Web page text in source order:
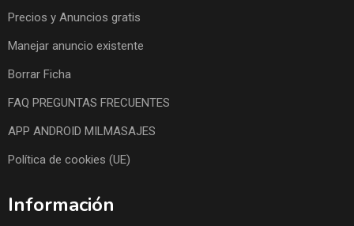
Precios y Anuncios gratis
Manejar anuncio existente
Borrar Ficha
FAQ PREGUNTAS FRECUENTES
APP ANDROID MILMASAJES
Política de cookies (UE)
Información